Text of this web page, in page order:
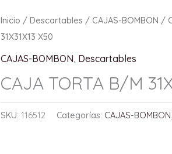
Inicio /Descartables / CAJAS-BOMBON /
31X31X13 X50
CAJAS-BOMBON, Descartables
CAJA TORTA B/M
SKU:116512 Categorías: CAJAS-BOMBON,